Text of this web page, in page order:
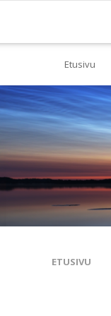
Etusivu
ETUSIVU